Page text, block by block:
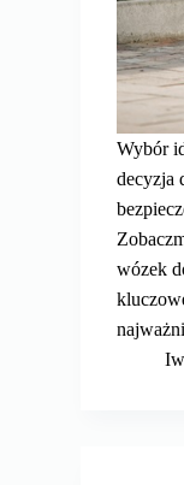
Wybór
decyzja
wózek